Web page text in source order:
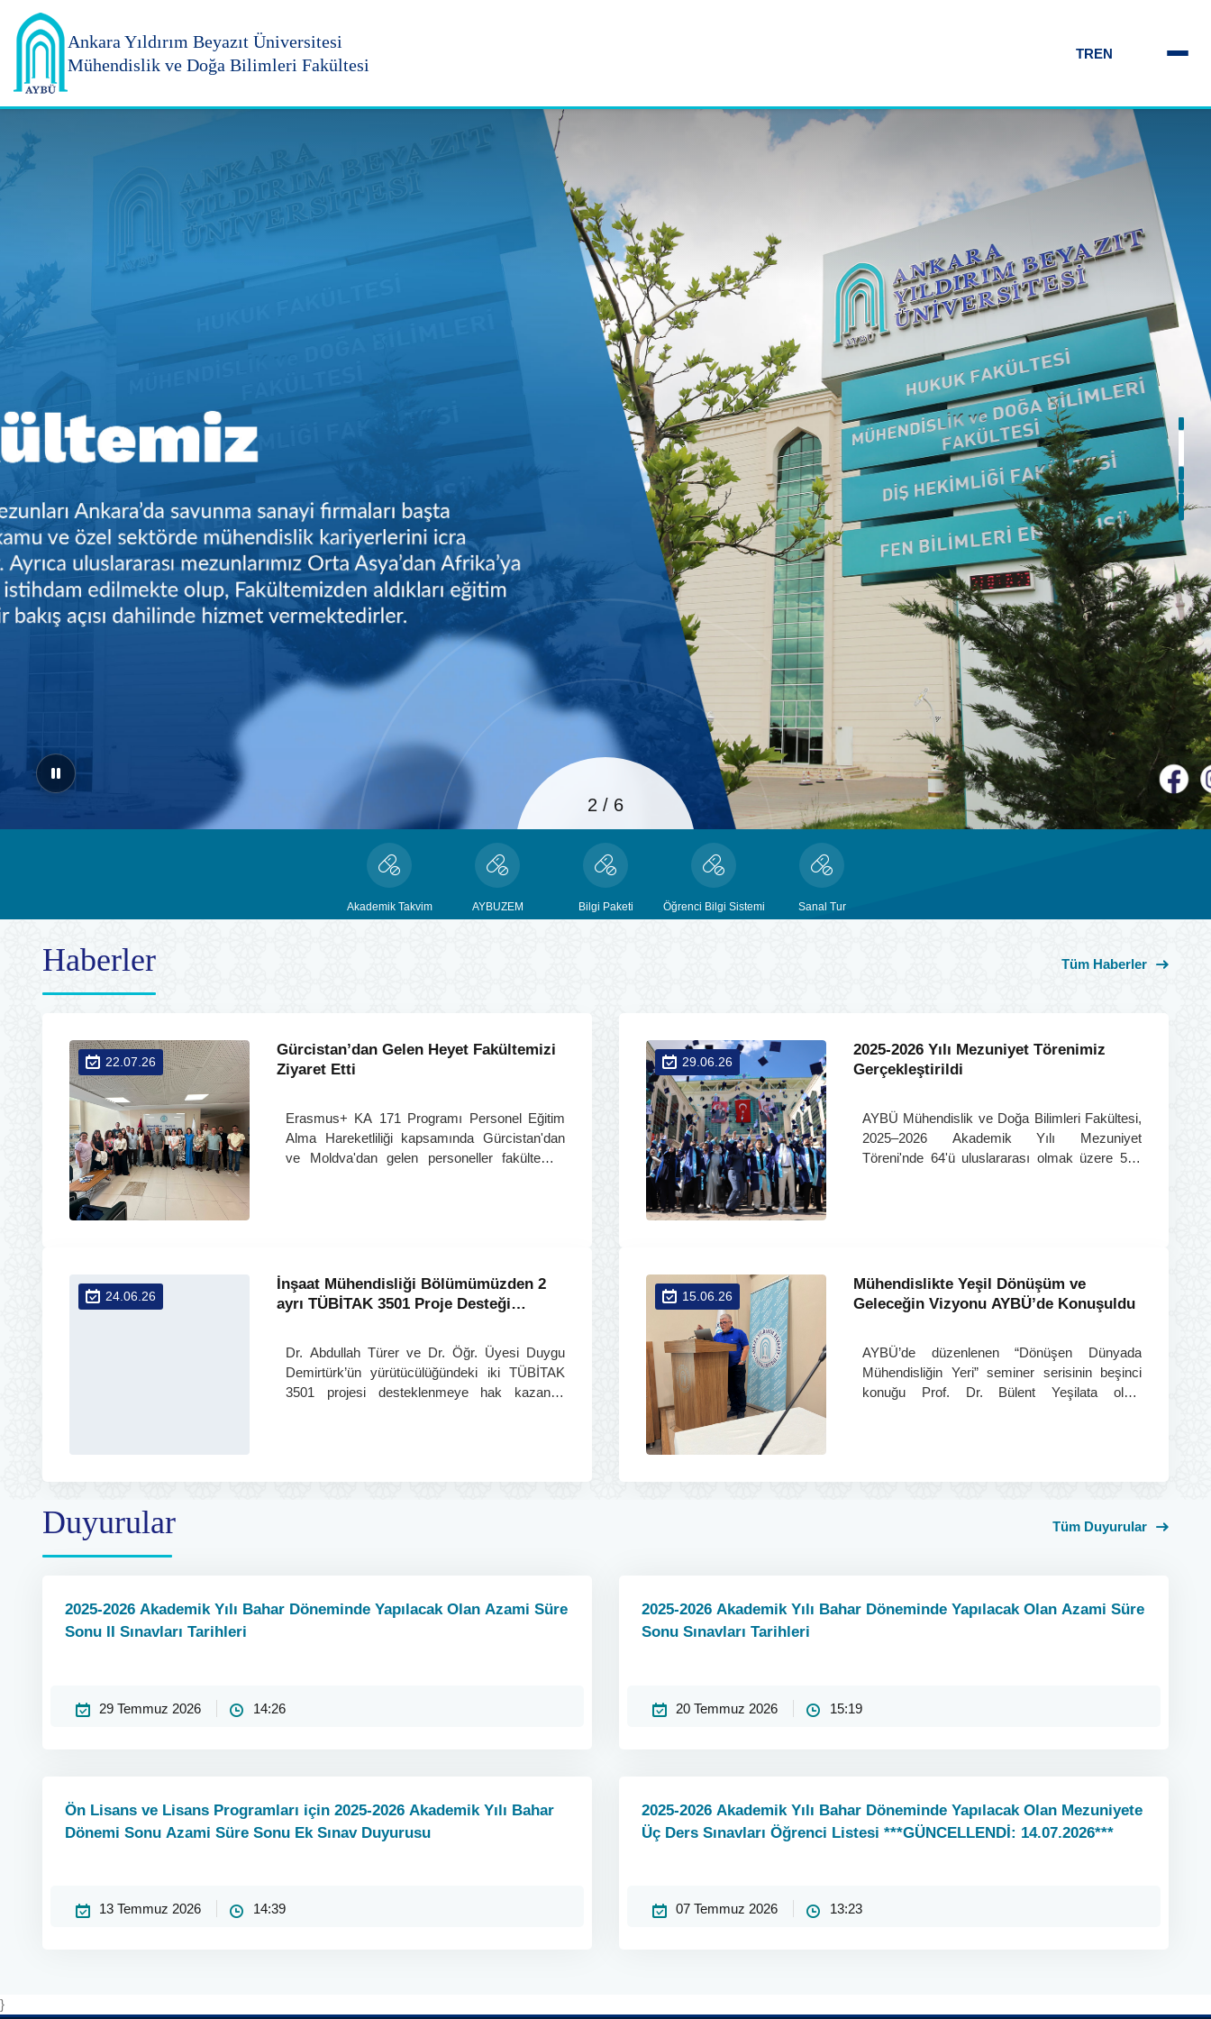
Ankara Yıldırım Beyazıt Üniversitesi
Mühendislik ve Doğa Bilimleri Fakültesi
TREN
2 / 6
Akademik Takvim AYBUZEM Bilgi Paketi Öğrenci Bilgi Sistemi Sanal Tur
Haberler Tüm Haberler
22.07.26
Gürcistan’dan Gelen Heyet Fakültemizi
Ziyaret Etti
Erasmus+ KA 171 Programı Personel Eğitim
Alma Hareketliliği kapsamında Gürcistan'dan
ve Moldva'dan gelen personeller fakültemizi
29.06.26
2025-2026 Yılı Mezuniyet Törenimiz
Gerçekleştirildi
AYBÜ Mühendislik ve Doğa Bilimleri Fakültesi,
2025–2026 Akademik Yılı Mezuniyet
Töreni'nde 64'ü uluslararası olmak üzere 578
24.06.26
İnşaat Mühendisliği Bölümümüzden 2
ayrı TÜBİTAK 3501 Proje Desteği
Dr. Abdullah Türer ve Dr. Öğr. Üyesi Duygu
Demirtürk’ün yürütücülüğündeki iki TÜBİTAK
3501 projesi desteklenmeye hak kazandı.
15.06.26
Mühendislikte Yeşil Dönüşüm ve
Geleceğin Vizyonu AYBÜ’de Konuşuldu
AYBÜ’de düzenlenen “Dönüşen Dünyada
Mühendisliğin Yeri” seminer serisinin beşinci
konuğu Prof. Dr. Bülent Yeşilata oldu.
Duyurular Tüm Duyurular
2025-2026 Akademik Yılı Bahar Döneminde Yapılacak Olan Azami Süre
Sonu II Sınavları Tarihleri
29 Temmuz 2026 14:26
2025-2026 Akademik Yılı Bahar Döneminde Yapılacak Olan Azami Süre
Sonu Sınavları Tarihleri
20 Temmuz 2026 15:19
Ön Lisans ve Lisans Programları için 2025-2026 Akademik Yılı Bahar
Dönemi Sonu Azami Süre Sonu Ek Sınav Duyurusu
13 Temmuz 2026 14:39
2025-2026 Akademik Yılı Bahar Döneminde Yapılacak Olan Mezuniyete
Üç Ders Sınavları Öğrenci Listesi ***GÜNCELLENDİ: 14.07.2026***
07 Temmuz 2026 13:23
}